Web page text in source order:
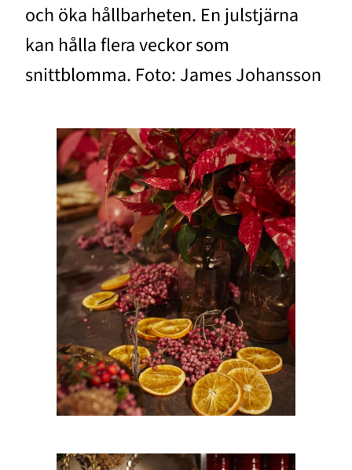
och öka hållbarheten. En julstjärna
kan hålla flera veckor som
snittblomma. Foto: James Johansson